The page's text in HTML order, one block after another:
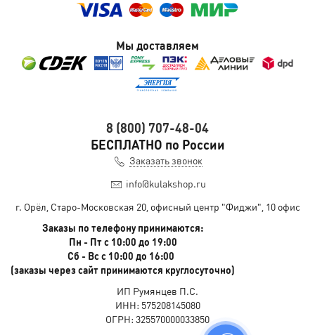
Мы доставляем
8 (800) 707-48-04
БЕСПЛАТНО по России
Заказать звонок
info@kulakshop.ru
г. Орёл, Старо-Московская 20, офисный центр "Фиджи", 10 офис
Заказы по телефону принимаются:
Пн - Пт с 10:00 до 19:00
Сб - Вс с 10:00 до 16:00
(заказы через сайт принимаются круглосуточно)
ИП Румянцев П.С.
ИНН: 575208145080
ОГРН: 325570000033850